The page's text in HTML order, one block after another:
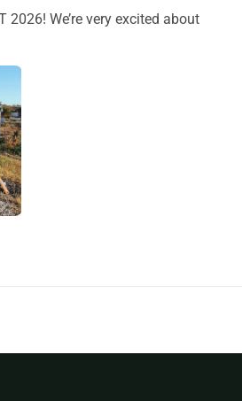
mais nous voulons,
forme de reconnaissance.
We’re very excited about